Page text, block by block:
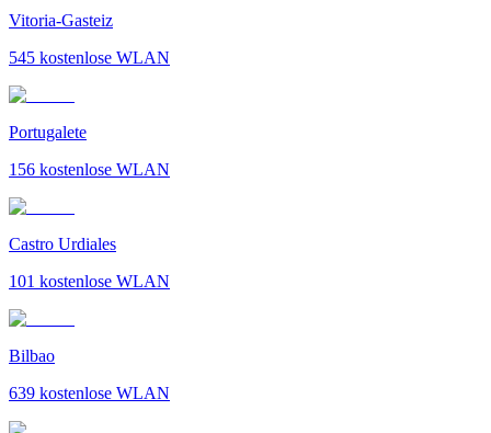
Vitoria-Gasteiz
545 kostenlose WLAN
Portugalete
156 kostenlose WLAN
Castro Urdiales
101 kostenlose WLAN
Bilbao
639 kostenlose WLAN